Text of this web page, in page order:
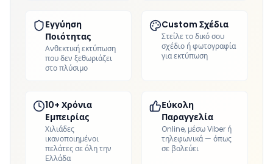
Εγγύηση
Ποιότητας
Ανθεκτική εκτύπωση
που δεν ξεθωριάζει
στο πλύσιμο
Custom Σχέδια
Στείλε το δικό σου
σχέδιο ή φωτογραφία
για εκτύπωση
10+ Χρόνια
Εμπειρίας
Χιλιάδες
ικανοποιημένοι
πελάτες σε όλη την
Ελλάδα
Εύκολη
Παραγγελία
Online, μέσω Viber ή
τηλεφωνικά — όπως
σε βολεύει